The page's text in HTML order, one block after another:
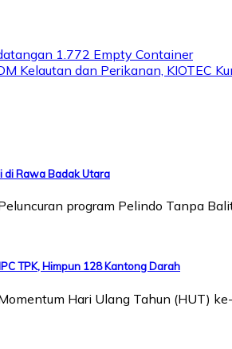
1.772 Empty Container
Kelautan dan Perikanan, KIOTEC
di Rawa Badak Utara
program Pelindo Tanpa
TPK, Himpun 128 Kantong Darah
Hari Ulang Tahun (HUT)